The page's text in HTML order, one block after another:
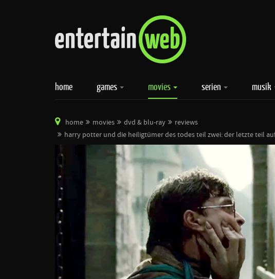
home games movies serien musik
home movies dvd & blu-ray
reviews
harry potter und die heiligtümer des todes teil zwei: der letzte teil